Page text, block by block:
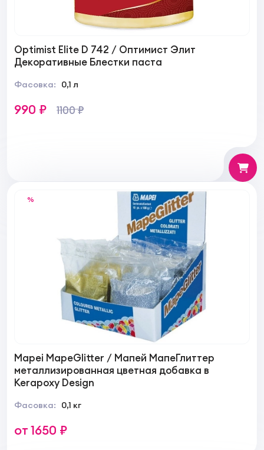
Optimist Elite D 742 / Оптимист Элит
Декоративные Блестки паста
Фасовка: 0,1 л
990 ₽ 1100 ₽
%
Mapei MapeGlitter / Мапей МапеГлиттер
металлизированная цветная добавка в
Kerapoxy Design
Фасовка: 0,1 кг
от 1650 ₽